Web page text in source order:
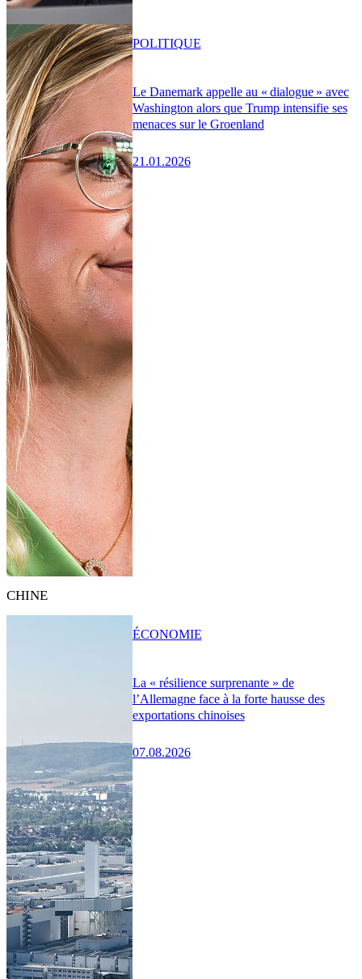
Le Danemark appelle au « dialogue » avec
Washington alors que Trump intensifie ses
menaces sur le Groenland
21.01.2026
POLITIQUE
CHINE
La « résilience surprenante » de
l’Allemagne face à la forte hausse des
exportations chinoises
07.08.2026
ÉCONOMIE